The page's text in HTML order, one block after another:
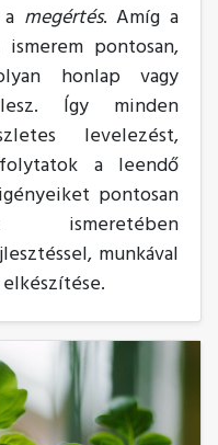
megértés. Amíg a
pontosan,
honlap vagy
Így minden
levelezést,
a leendő
pontosan
ismeretében
munkával
elkészítése.